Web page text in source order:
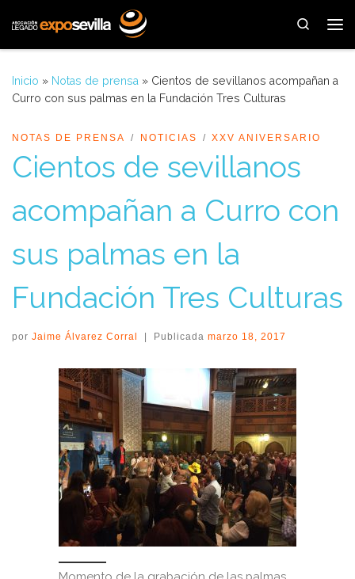
Saltar al contenido
Search
Inicio » Notas de prensa » Cientos de sevillanos acompañan a
Curro con sus palmas en la Fundación Tres Culturas
NOTAS DE PRENSA NOTICIAS XXV ANIVERSARIO
Cientos de sevillanos
acompañan a Curro con
sus palmas en la
Fundación Tres Culturas
por Jaime Álvarez Corral | Publicada marzo 18, 2017